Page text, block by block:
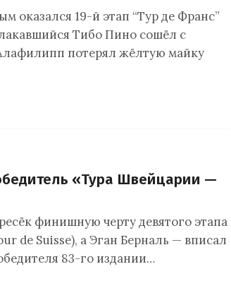
оказался 19-й этап “Тур де Франс”
Тибо Пино сошёл с
потерял жёлтую майку
«Тура Швейцарии —
финишную черту девятого этапа
de Suisse), а Эган Берналь — вписал
83-го издании…